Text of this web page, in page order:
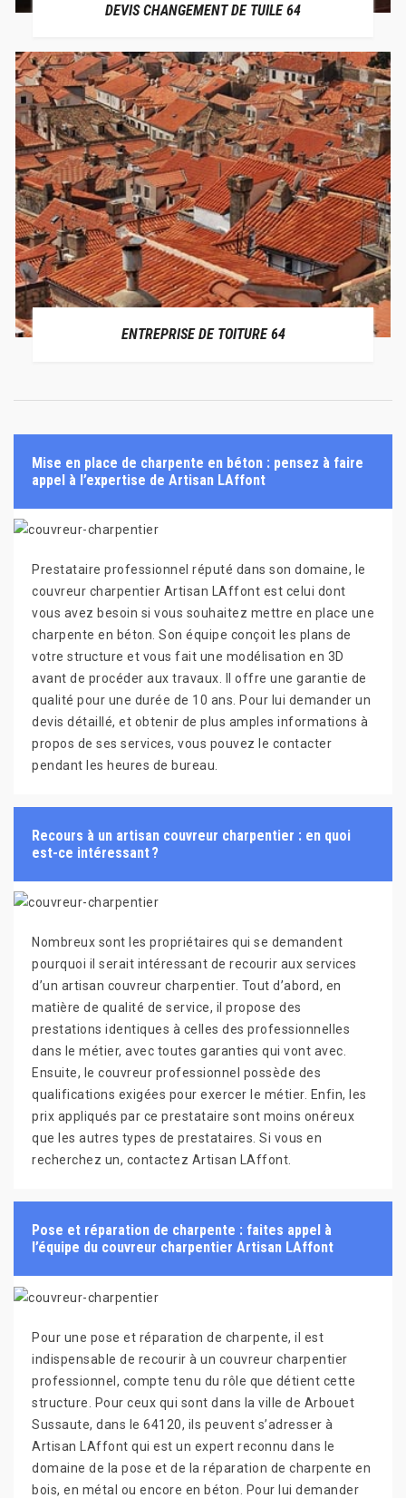
DEVIS CHANGEMENT DE TUILE 64
ENTREPRISE DE TOITURE 64
Mise en place de charpente en béton : pensez à faire
appel à l’expertise de Artisan LAffont
Prestataire professionnel réputé dans son domaine, le
couvreur charpentier Artisan LAffont est celui dont
vous avez besoin si vous souhaitez mettre en place une
charpente en béton. Son équipe conçoit les plans de
votre structure et vous fait une modélisation en 3D
avant de procéder aux travaux. Il offre une garantie de
qualité pour une durée de 10 ans. Pour lui demander un
devis détaillé, et obtenir de plus amples informations à
propos de ses services, vous pouvez le contacter
pendant les heures de bureau.
Recours à un artisan couvreur charpentier : en quoi
est-ce intéressant ?
Nombreux sont les propriétaires qui se demandent
pourquoi il serait intéressant de recourir aux services
d’un artisan couvreur charpentier. Tout d’abord, en
matière de qualité de service, il propose des
prestations identiques à celles des professionnelles
dans le métier, avec toutes garanties qui vont avec.
Ensuite, le couvreur professionnel possède des
qualifications exigées pour exercer le métier. Enfin, les
prix appliqués par ce prestataire sont moins onéreux
que les autres types de prestataires. Si vous en
recherchez un, contactez Artisan LAffont.
Pose et réparation de charpente : faites appel à
l’équipe du couvreur charpentier Artisan LAffont
Pour une pose et réparation de charpente, il est
indispensable de recourir à un couvreur charpentier
professionnel, compte tenu du rôle que détient cette
structure. Pour ceux qui sont dans la ville de Arbouet
Sussaute, dans le 64120, ils peuvent s’adresser à
Artisan LAffont qui est un expert reconnu dans le
domaine de la pose et de la réparation de charpente en
bois, en métal ou encore en béton. Pour lui demander